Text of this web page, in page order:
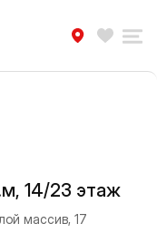
14/23 этаж
массив, 17